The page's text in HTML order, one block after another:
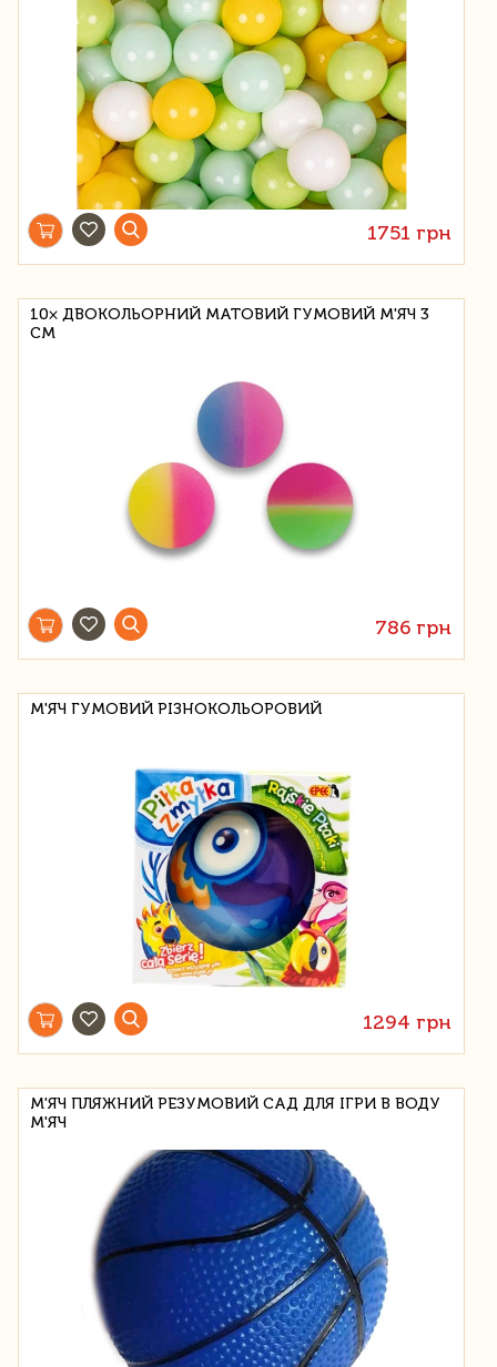
1751 грн
10× ДВОКОЛЬОРНИЙ МАТОВИЙ ГУМОВИЙ М'ЯЧ 3
СМ
786 грн
М'ЯЧ ГУМОВИЙ РІЗНОКОЛЬОРОВИЙ
1294 грн
М'ЯЧ ПЛЯЖНИЙ РЕЗУМОВИЙ САД ДЛЯ ІГРИ В ВОДУ
М'ЯЧ